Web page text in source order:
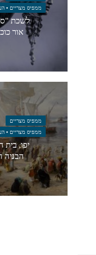
ממפיס מצריים •
לשכת
אור
ממפיס מצריים
ממפיס מצריים •
יפו,
הבניה